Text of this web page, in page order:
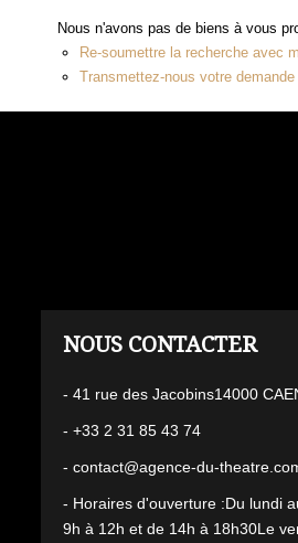
Nous n'avons pas de biens à vous
Re-soumettre la recherche avec
Transmettez-nous votre demande
L'AGENCE
- 41 rue des Jacobins14000
- +33 2 31 85 43 74
- contact@agence-du-
- Horaires d'ouverture :Du lundi
9h à 12h et de 14h à 18h30Le